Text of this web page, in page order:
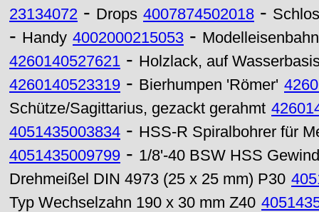
23134072 - Drops 4007874502018 -
- Handy 4002000215053 - Modelleisenbahn
4260140527621 - Holzlack, auf
4260140523319 - Bierhumpen 'Römer'
Schütze/Sagittarius, gezackt gerahmt
4051435003834 - HSS-R Spiralbohrer für
4051435009799 - 1/8'-40 BSW HSS
Drehmeißel DIN 4973 (25 x 25 mm) P30
Typ Wechselzahn 190 x 30 mm Z40